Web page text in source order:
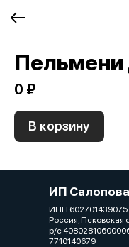
0 ₽
В корзину
ИП
ИНН
Россия, Псковская
р/с
7710140679